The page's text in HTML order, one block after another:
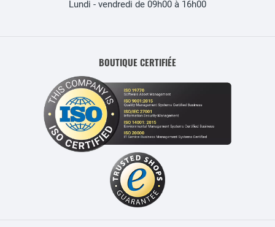
Lundi - vendredi de 09h00 à 16h00
BOUTIQUE CERTIFIÉE